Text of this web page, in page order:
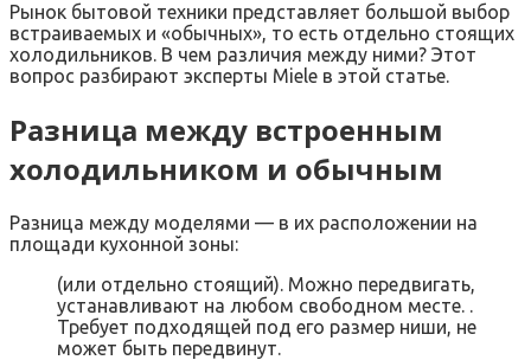
Рынок бытовой техники представляет большой выбор
встраиваемых и «‎обычных», то есть отдельно стоящих
холодильников. В чем различия между ними? Этот
вопрос разбирают эксперты Miele в этой статье.
Разница между встроенным
холодильником и обычным
Разница между моделями — в их расположении на
площади кухонной зоны:
(или отдельно стоящий). Можно передвигать,
устанавливают на любом свободном месте. .
Требует подходящей под его размер ниши, не
может быть передвинут.